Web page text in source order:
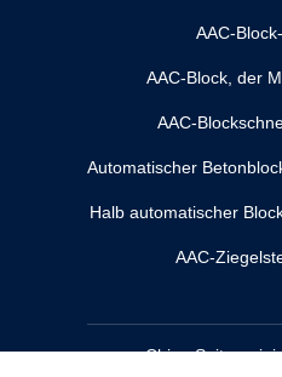
AAC-
AAC-Block, der
AAC-
Automatischer
Halb automatischer
AAC-
China